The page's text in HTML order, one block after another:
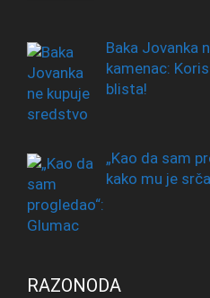
Baka Jovanka
kamenac:
blista!
„Kao da sam
kako mu je
RAZONODA